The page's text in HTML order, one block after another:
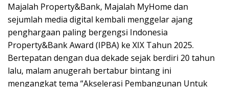
Majalah Property&Bank, Majalah MyHome dan
sejumlah media digital kembali menggelar ajang
penghargaan paling bergengsi Indonesia
Property&Bank Award (IPBA) ke XIX Tahun 2025.
Bertepatan dengan dua dekade sejak berdiri 20 tahun
lalu, malam anugerah bertabur bintang ini
mengangkat tema “Akselerasi Pembangunan Untuk